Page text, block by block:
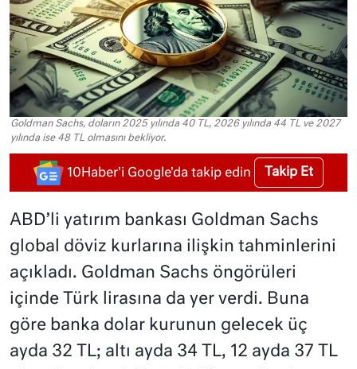
Goldman Sachs, doların 2025 yılında 40 TL, 2026 yılında 44 TL ve 2027
yılında ise 48 TL olmasını bekliyor.
10Haber'i Google'da takip edin Takip Et
ABD’li yatırım bankası Goldman Sachs
global döviz kurlarına ilişkin tahminlerini
açıkladı. Goldman Sachs öngörüleri
içinde Türk lirasına da yer verdi. Buna
göre banka dolar kurunun gelecek üç
ayda 32 TL; altı ayda 34 TL, 12 ayda 37 TL